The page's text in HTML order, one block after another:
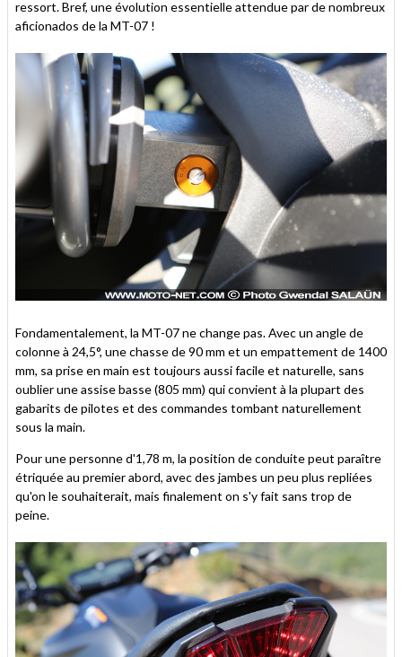
ressort. Bref, une évolution essentielle attendue par de nombreux
aficionados de la MT-07 !
Fondamentalement, la MT-07 ne change pas. Avec un angle de
colonne à 24,5°, une chasse de 90 mm et un empattement de 1400
mm, sa prise en main est toujours aussi facile et naturelle, sans
oublier une assise basse (805 mm) qui convient à la plupart des
gabarits de pilotes et des commandes tombant naturellement
sous la main.
Pour une personne d'1,78 m, la position de conduite peut paraître
étriquée au premier abord, avec des jambes un peu plus repliées
qu'on le souhaiterait, mais finalement on s'y fait sans trop de
peine.